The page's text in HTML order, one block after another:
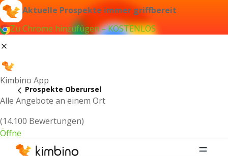
Aktuelle Prospekte immer griffbereit
Zu Chrome hinzufügen – KOSTENLOS
Kimbino App
Alle Angebote an einem Ort
(14.100 Bewertungen)
Öffne
Prospekte Oberursel